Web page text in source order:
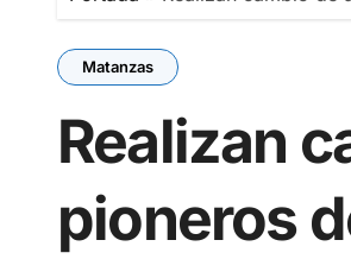
Matanzas
Realizan
pioneros